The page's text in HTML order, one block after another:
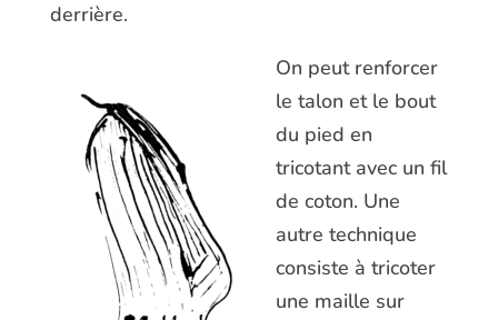
derrière.
On peut renforcer
le talon et le bout
du pied en
tricotant avec un fil
de coton. Une
autre technique
consiste à tricoter
une maille sur